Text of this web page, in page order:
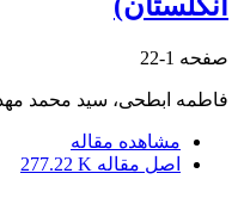
صفحه 1-22
فاطمه ابطحی، سید محمد
مشاهده مقاله
اصل مقاله 277.22 K